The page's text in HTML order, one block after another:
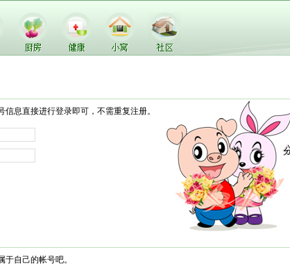
息直接进行登录即可，不需重复注册。
自己的帐号吧。